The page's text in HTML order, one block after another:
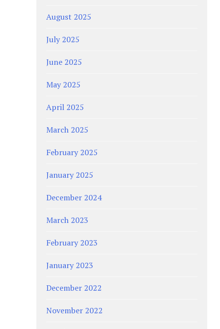
August 2025
July 2025
June 2025
May 2025
April 2025
March 2025
February 2025
January 2025
December 2024
March 2023
February 2023
January 2023
December 2022
November 2022